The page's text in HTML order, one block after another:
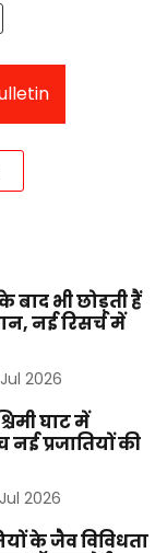
बाद भी छोड़ती हैं
नई रिसर्च में
2026
घाट में
प्रजातियों की
2026
के जैव विविधता